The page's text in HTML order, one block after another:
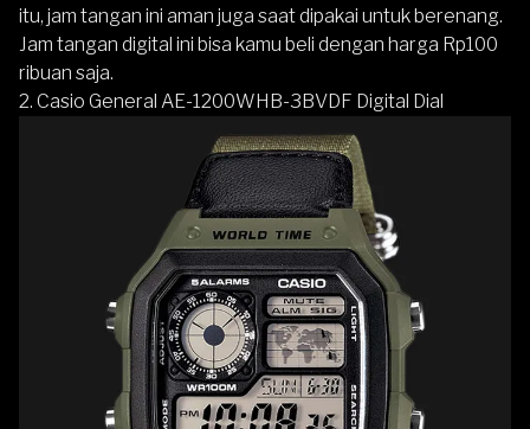
itu, jam tangan ini aman juga saat dipakai untuk berenang.
Jam tangan digital ini bisa kamu beli dengan harga Rp100
ribuan saja.
2. Casio General AE-1200WHB-3BVDF Digital Dial